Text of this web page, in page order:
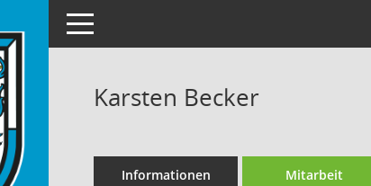
Toggle navigation
Karsten Becker
Informationen Mitarbeit